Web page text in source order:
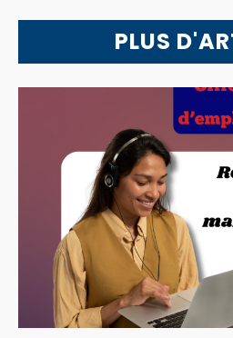
PLUS